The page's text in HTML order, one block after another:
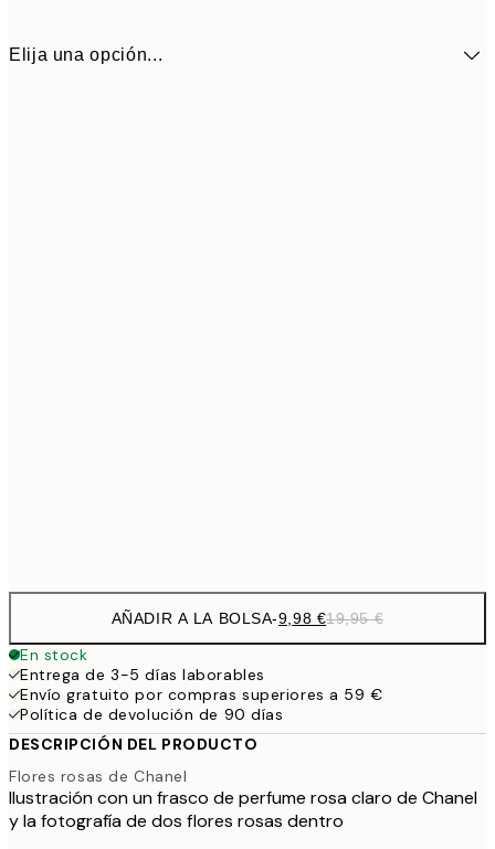
Elija una opción...
AÑADIR A LA BOLSA-9,98 €19,95 €
En stock
Entrega de 3-5 días laborables
Envío gratuito por compras superiores a 59 €
Política de devolución de 90 días
DESCRIPCIÓN DEL PRODUCTO
Flores rosas de Chanel
Ilustración con un frasco de perfume rosa claro de Chanel
y la fotografía de dos flores rosas dentro